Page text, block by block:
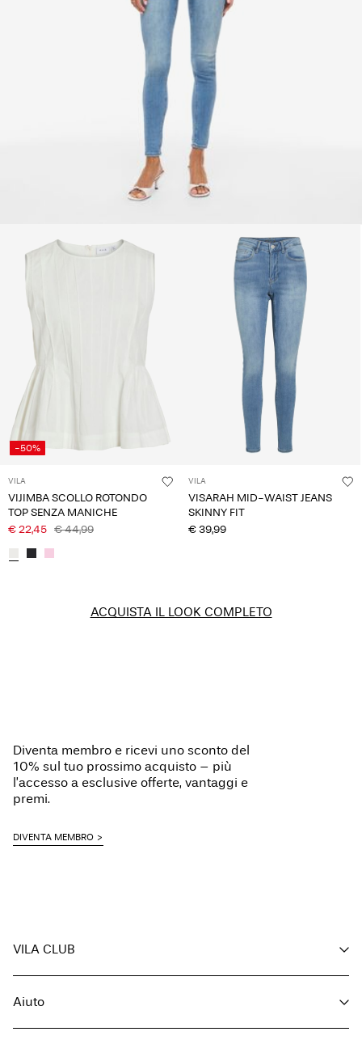
-50%
VILA
VIJIMBA SCOLLO ROTONDO
TOP SENZA MANICHE
€ 22,45 € 44,99
VILA
VISARAH MID-WAIST JEANS
SKINNY FIT
€ 39,99
ACQUISTA IL LOOK COMPLETO
Diventa membro e ricevi uno sconto del
10% sul tuo prossimo acquisto – più
l’accesso a esclusive offerte, vantaggi e
premi.
DIVENTA MEMBRO
VILA CLUB
Diventa membro
Il mio account
Aiuto